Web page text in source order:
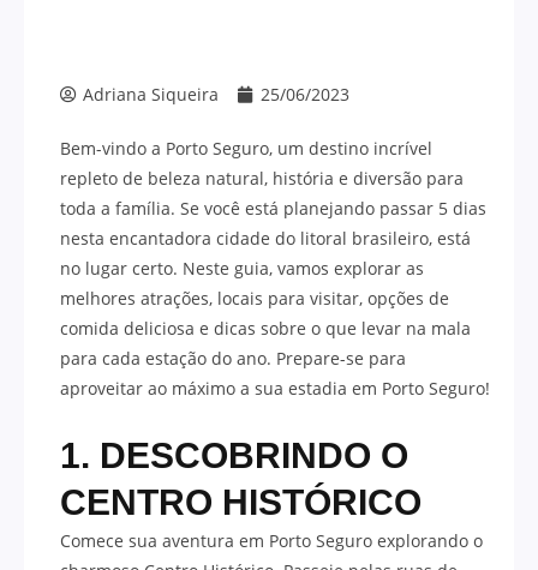
Adriana Siqueira 25/06/2023
Bem-vindo a Porto Seguro, um destino incrível
repleto de beleza natural, história e diversão para
toda a família. Se você está planejando passar 5 dias
nesta encantadora cidade do litoral brasileiro, está
no lugar certo. Neste guia, vamos explorar as
melhores atrações, locais para visitar, opções de
comida deliciosa e dicas sobre o que levar na mala
para cada estação do ano. Prepare-se para
aproveitar ao máximo a sua estadia em Porto Seguro!
1. DESCOBRINDO O
CENTRO HISTÓRICO
Comece sua aventura em Porto Seguro explorando o